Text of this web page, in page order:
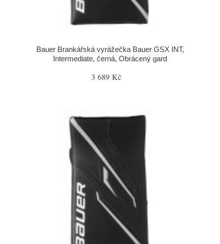
Bauer Brankářská vyrážečka Bauer GSX INT,
Intermediate, černá, Obrácený gard
3 689 Kč